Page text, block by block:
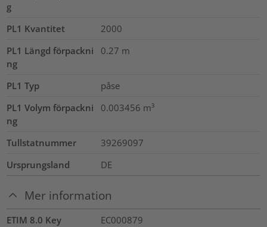
g
PL1 Kvantitet
2000
PL1 Längd förpackni
ng
0.27 m
PL1 Typ
påse
PL1 Volym förpackni
ng
0.003456 m³
Tullstatnummer
39269097
Ursprungsland
DE
Mer information
ETIM 8.0 Key
EC000879